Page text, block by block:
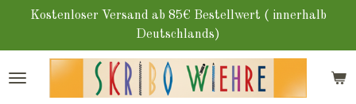
Zum
springen
Kostenloser Versand ab 85€ Bestellwert ( innerhalb
Deutschlands)